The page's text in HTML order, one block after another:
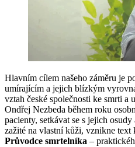
Hlavním cílem našeho záměru je
umírajícím a jejich blízkým
vztah české společnosti ke smrti
Ondřej Nezbeda během roku
pacienty, setkávat se s jejich
zažité na vlastní kůži, vznikne text
Průvodce smrtelníka –